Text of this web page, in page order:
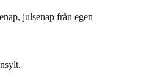
julsenap från egen